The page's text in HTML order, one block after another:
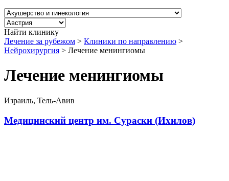
Найти клинику
Лечение за рубежом > Клиники по направлению >
Нейрохирургия > Лечение менингиомы
Лечение менингиомы
Израиль, Тель-Авив
Медицинский центр им. Сураски (Ихилов)